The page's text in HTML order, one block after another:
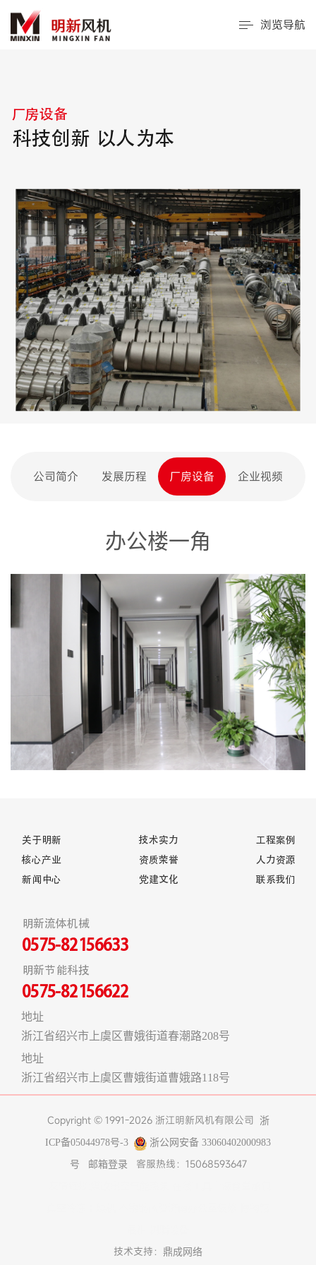
浏览导航
厂房设备
科技创新 以人为本
公司简介 发展历程 厂房设备 企业视频
办公楼一角
关于明新
核心产业
新闻中心
技术实力
资质荣誉
党建文化
工程案例
人力资源
联系我们
明新流体机械
0575-82156633
明新节能科技
0575-82156622
地址
浙江省绍兴市上虞区曹娥街道春潮路208号
地址
浙江省绍兴市上虞区曹娥街道曹娥路118号
Copyright © 1991-2026 浙江明新风机有限公司 浙
ICP备05044978号-3 浙公网安备 33060402000983
号 邮箱登录
客服热线：15068593647
技术支持： 鼎成网络